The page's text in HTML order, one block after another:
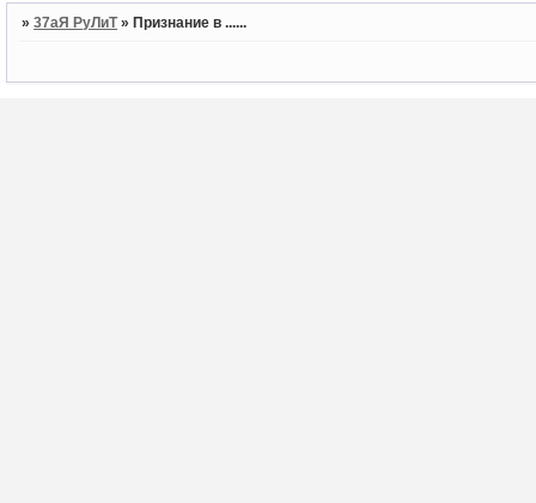
»37аЯ РуЛиТ » Признание в ......